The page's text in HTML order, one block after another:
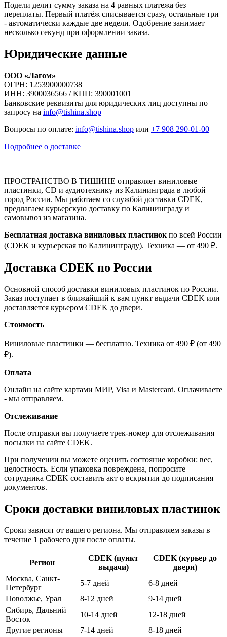
Подели делит сумму заказа на 4 равных платежа без
переплаты. Первый платёж списывается сразу, остальные три
- автоматически каждые две недели. Одобрение занимает
несколько секунд при оформлении заказа.
Юридические данные
ООО «Лагом»
ОГРН: 1253900000738
ИНН: 3900036566 / КПП: 390001001
Банковские реквизиты для юридических лиц доступны по
запросу на info@tishina.shop
Вопросы по оплате: info@tishina.shop или +7 908 290-01-00
Подробнее о доставке
ПРОСТРАНСТВО В ТИШИНЕ отправляет виниловые
пластинки, CD и аудиотехнику из Калининграда в любой
город России. Мы работаем со службой доставки CDEK,
предлагаем курьерскую доставку по Калининграду и
самовывоз из магазина.
Бесплатная доставка виниловых пластинок по всей России
(CDEK и курьерская по Калининграду). Техника — от 490 ₽.
Доставка CDEK по России
Основной способ доставки виниловых пластинок по России.
Заказ поступает в ближайший к вам пункт выдачи CDEK или
доставляется курьером CDEK до двери.
Стоимость
Виниловые пластинки — бесплатно. Техника от 490 ₽ (от 490
₽).
Оплата
Онлайн на сайте картами МИР, Visa и Mastercard. Оплачиваете
- мы отправляем.
Отслеживание
После отправки вы получаете трек-номер для отслеживания
посылки на сайте CDEK.
При получении вы можете оценить состояние коробки: вес,
целостность. Если упаковка повреждена, попросите
сотрудника CDEK составить акт о вскрытии до подписания
документов.
Сроки доставки виниловых пластинок
Сроки зависят от вашего региона. Мы отправляем заказы в
течение 1 рабочего дня после оплаты.
Регион
CDEK (пункт
выдачи)
CDEK (курьер до
двери)
Москва, Санкт-
Петербург
5-7 дней
6-8 дней
Поволжье, Урал
8-12 дней
9-14 дней
Сибирь, Дальний
Восток
10-14 дней
12-18 дней
Другие регионы
7-14 дней
8-18 дней